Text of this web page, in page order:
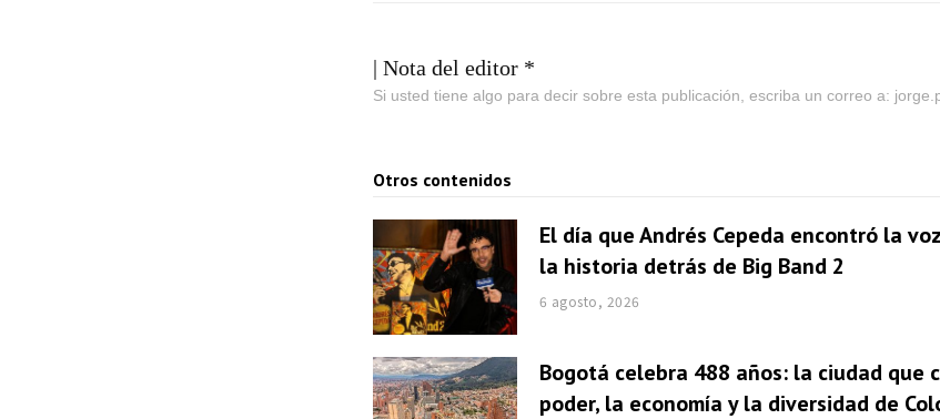
| Nota del editor *
Si usted tiene algo para decir sobre esta publicación, escriba un correo a:
Otros contenidos
El día que Andrés Cepeda encontró la
la historia detrás de Big Band 2
6 agosto, 2026
Bogotá celebra 488 años: la ciudad que
poder, la economía y la diversidad de